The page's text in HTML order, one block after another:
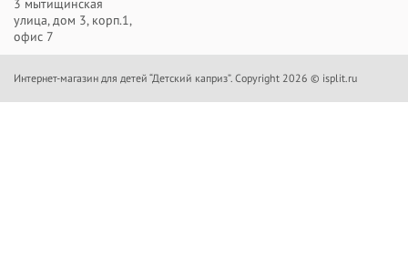
3 мытищинская
улица, дом 3, корп.1,
офис 7
Интернет-магазин для детей “Детский каприз”. Copyright 2026 © isplit.ru